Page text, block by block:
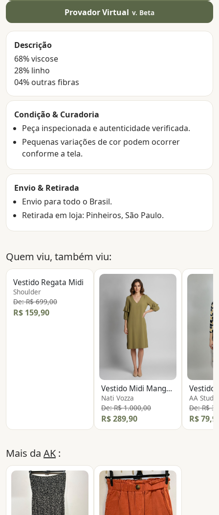
Provador Virtual v. Beta
Descrição
68% viscose
28% linho
04% outras fibras
Condição & Curadoria
Peça inspecionada e autenticidade verificada.
Pequenas variações de cor podem ocorrer
conforme a tela.
Envio & Retirada
Envio para todo o Brasil.
Retirada em loja: Pinheiros, São Paulo.
Quem viu, também viu:
Vestido Regata Midi
Shoulder
De: R$ 699,00
R$ 159,90
Vestido Midi Manga Longa
Nati Vozza
De: R$ 1.000,00
R$ 289,90
AA Studio
De: R$
R$
Mais da AK :